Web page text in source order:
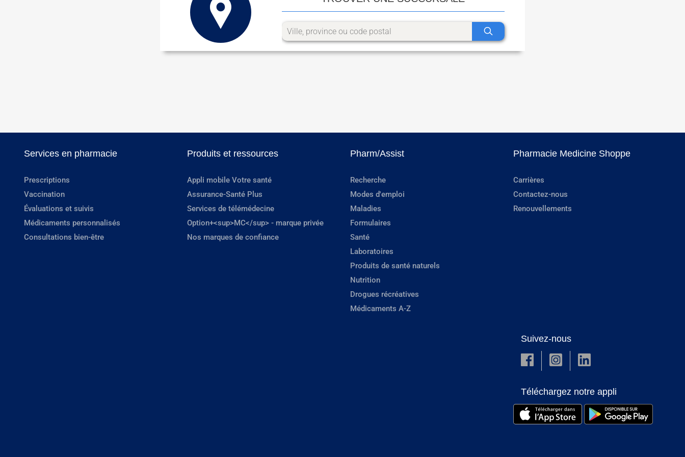
Services en pharmacie
Prescriptions
Vaccination
Évaluations et suivis
Médicaments personnalisés
Consultations bien-être
Produits et ressources
Appli mobile Votre santé
Assurance-Santé Plus
Services de télémédecine
Option+<sup>MC</sup> - marque privée
Nos marques de confiance
Pharm/Assist
Recherche
Modes d'emploi
Maladies
Formulaires
Santé
Laboratoires
Produits de santé naturels
Nutrition
Drogues récréatives
Médicaments A-Z
Pharmacie Medicine Shoppe
Carrières
Contactez-nous
Renouvellements
Suivez-nous
Téléchargez notre appli